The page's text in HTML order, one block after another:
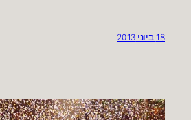
18 ביוני 2013